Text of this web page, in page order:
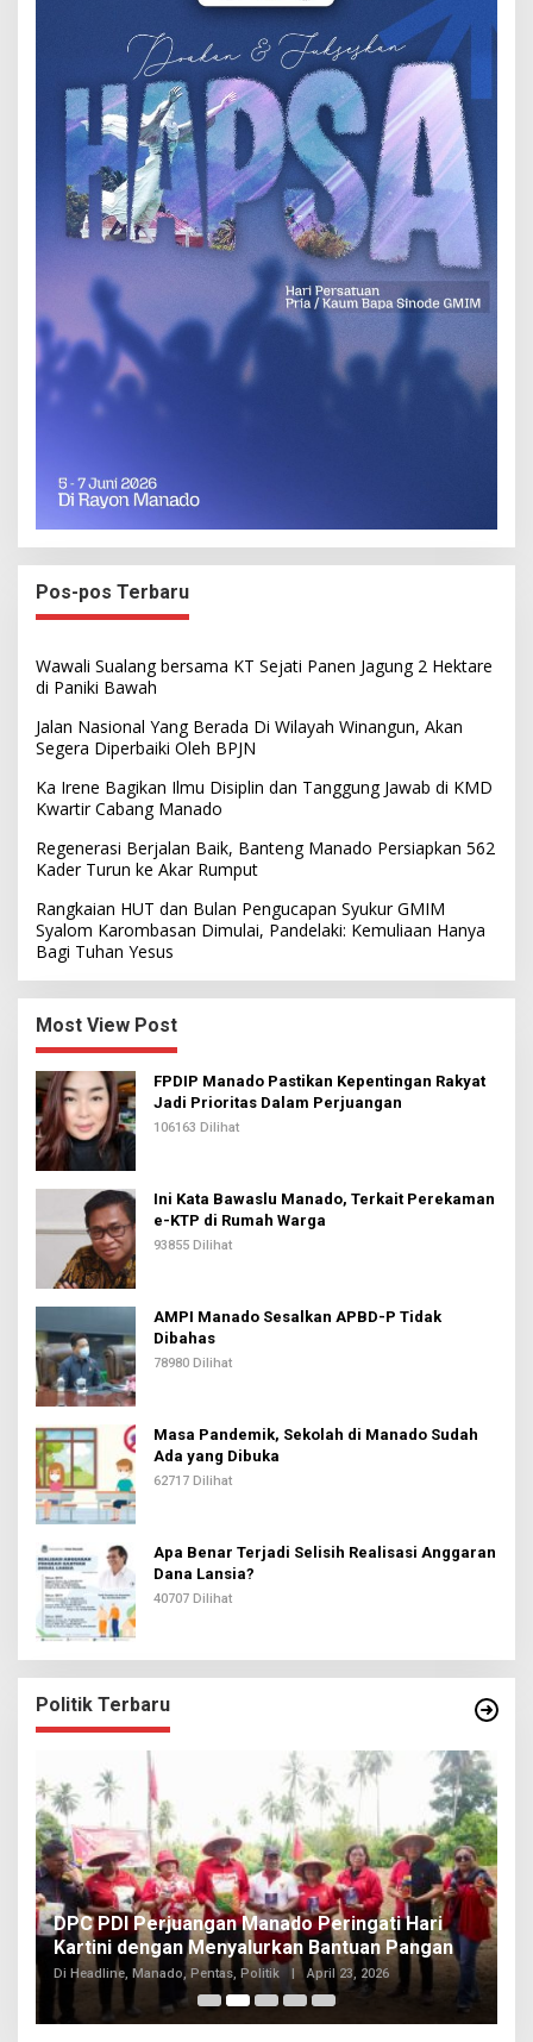
Pos-pos Terbaru
Wawali Sualang bersama KT Sejati Panen Jagung 2 Hektare
di Paniki Bawah
Jalan Nasional Yang Berada Di Wilayah Winangun, Akan
Segera Diperbaiki Oleh BPJN
Ka Irene Bagikan Ilmu Disiplin dan Tanggung Jawab di KMD
Kwartir Cabang Manado
Regenerasi Berjalan Baik, Banteng Manado Persiapkan 562
Kader Turun ke Akar Rumput
Rangkaian HUT dan Bulan Pengucapan Syukur GMIM
Syalom Karombasan Dimulai, Pandelaki: Kemuliaan Hanya
Bagi Tuhan Yesus
Most View Post
FPDIP Manado Pastikan Kepentingan Rakyat
Jadi Prioritas Dalam Perjuangan
106163 Dilihat
Ini Kata Bawaslu Manado, Terkait Perekaman
e-KTP di Rumah Warga
93855 Dilihat
AMPI Manado Sesalkan APBD-P Tidak
Dibahas
78980 Dilihat
Masa Pandemik, Sekolah di Manado Sudah
Ada yang Dibuka
62717 Dilihat
Apa Benar Terjadi Selisih Realisasi Anggaran
Dana Lansia?
40707 Dilihat
Politik Terbaru
DPC PDI Perjuangan Manado Peringati Hari
Kartini dengan Menyalurkan Bantuan Pangan
Di Headline, Manado, Pentas, Politik April 23, 2026